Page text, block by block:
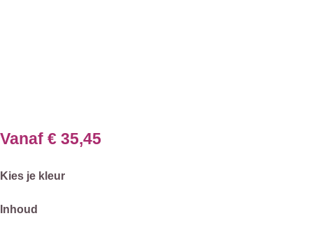
Vanaf € 35,45
Selecteer
Kies je kleur
Selecteer
Inhoud